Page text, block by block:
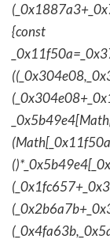
{const